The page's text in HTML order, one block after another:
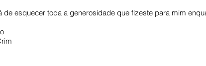
esquecer toda a generosidade que fizeste para mim